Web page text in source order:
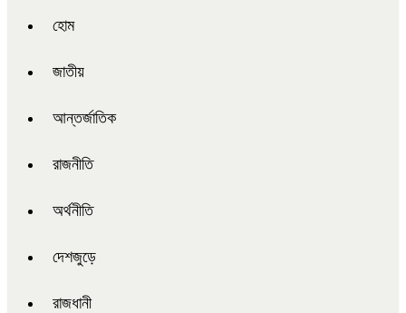
হোম
জাতীয়
আন্তর্জাতিক
রাজনীতি
অর্থনীতি
দেশজুড়ে
রাজধানী